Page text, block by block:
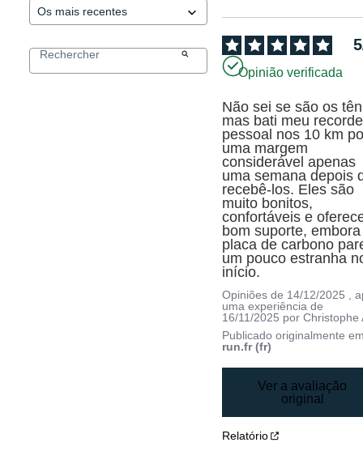
5
Opinião verificada
Não sei se são os
mas bati meu recorde
pessoal nos 10 km
uma margem
considerável apenas
uma semana depois
recebê-los. Eles são
muito bonitos,
confortáveis e
bom suporte,
placa de carbono
um pouco estranha
início.
Opiniões de 14/12/2025
,
uma experiência de
16/11/2025 porChristophe
Publicado originalmente
run.fr (fr)
Ver a avaliação
original
Relatório